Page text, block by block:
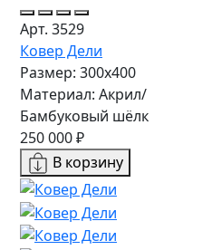
Арт. 3529
Ковер Дели
Размер: 300х400
Материал: Акрил/
Бамбуковый шёлк
250 000 ₽
В корзину